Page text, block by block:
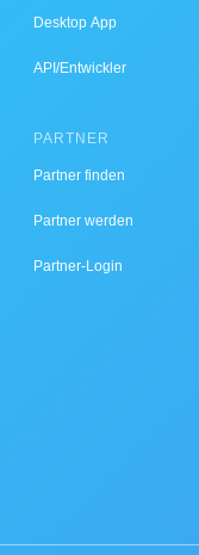
Desktop App
API/Entwickler
PARTNER
Partner finden
Partner werden
Partner-Login